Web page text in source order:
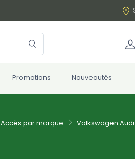
Promotions Nouveautés
Accès par marque Volkswagen